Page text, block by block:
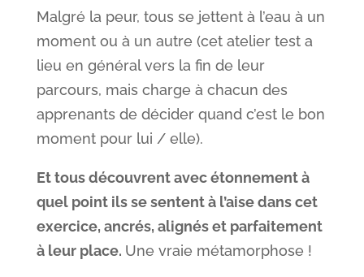
Malgré la peur, tous se jettent à l’eau à un
moment ou à un autre (cet atelier test a
lieu en général vers la fin de leur
parcours, mais charge à chacun des
apprenants de décider quand c’est le bon
moment pour lui / elle).
Et tous découvrent avec étonnement à
quel point ils se sentent à l’aise dans cet
exercice, ancrés, alignés et parfaitement
à leur place. Une vraie métamorphose !